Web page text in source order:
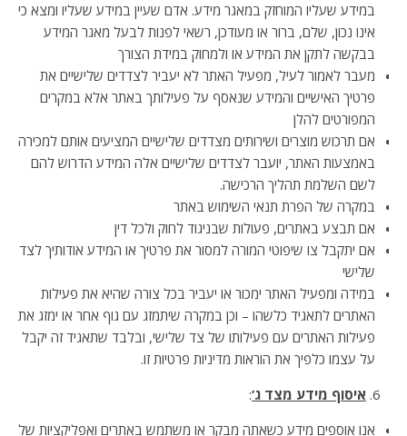
במידע שעליו המוחזק במאגר מידע. אדם שעיין במידע שעליו ומצא כי
אינו נכון, שלם, ברור או מעודכן, רשאי לפנות לבעל מאגר המידע
בבקשה לתקן את המידע או ולמחוק במידת הצורך
מעבר לאמור לעיל, מפעיל האתר לא יעביר לצדדים שלישיים את
פרטיך האישיים והמידע שנאסף על פעילותך באתר אלא במקרים
המפורטים להלן
אם תרכוש מוצרים ושירותים מצדדים שלישיים המציעים אותם למכירה
באמצעות האתר, יועבר לצדדים שלישיים אלה המידע הדרוש להם
לשם השלמת תהליך הרכישה.
במקרה של הפרת תנאי השימוש באתר
אם תבצע באתרים, פעולות שבניגוד לחוק ולכל דין
אם יתקבל צו שיפוטי המורה למסור את פרטיך או המידע אודותיך לצד
שלישי
במידה ומפעיל האתר ימכור או יעביר בכל צורה שהיא את פעילות
האתרים לתאגיד כלשהו – וכן במקרה שיתמזג עם גוף אחר או ימזג את
פעילות האתרים עם פעילותו של צד שלישי, ובלבד שתאגיד זה יקבל
על עצמו כלפיך את הוראות מדיניות פרטיות זו.
איסוף מידע מצד ג’
:
אנו אוספים מידע כשאתה מבקר או משתמש באתרים ואפליקציות של